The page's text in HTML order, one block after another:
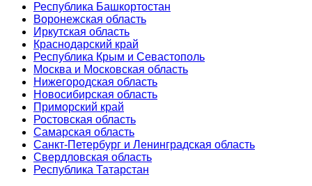
Республика Башкортостан
Воронежская область
Иркутская область
Краснодарский край
Республика Крым и Севастополь
Москва и Московская область
Нижегородская область
Новосибирская область
Приморский край
Ростовская область
Самарская область
Санкт-Петербург и Ленинградская область
Свердловская область
Республика Татарстан